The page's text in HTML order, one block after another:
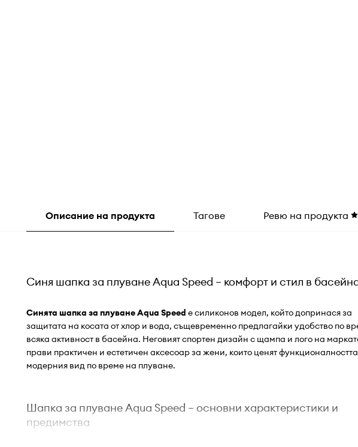
Описание на продукта Тагове Ревю на продукта
Синя шапка за плуване Aqua Speed – комфорт и стил в
Синята шапка за плуване Aqua Speed е силиконов модел, който допринася за
защитата на косата от хлор и вода, същевременно предлагайки удобство по
всяка активност в басейна. Неговият спортен дизайн с щампа и лого на
прави практичен и естетичен аксесоар за жени, които ценят
модерния вид по време на плуване.
Шапка за плуване Aqua Speed – основни характеристики и
предимства